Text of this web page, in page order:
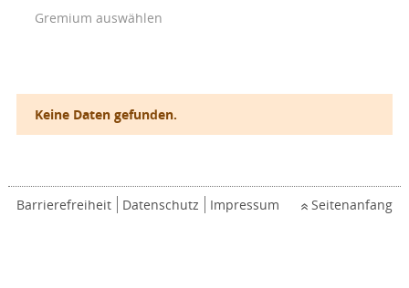
Gremium auswählen
Keine Daten gefunden.
Barrierefreiheit Datenschutz Impressum Seitenanfang